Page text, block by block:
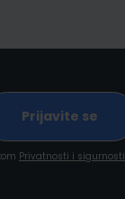
Privatnosti i sigurnosti